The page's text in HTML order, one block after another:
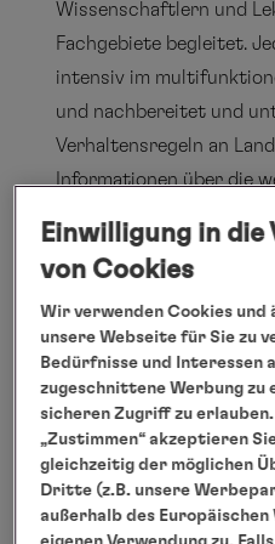
Wissenschaftlern und
Fachgebiete begleitet.
intensiv im
und nachbereitet und
Verhaltensregeln an
Informationen über die
zusätzlich in der Ocean
interaktiven
Wall, einer 6 mal 1,8
Bildschirmwand. Hier
Naturwunder, denen sie
Zodiac-Fahrten
und Forschungen der
GEOMAR Helmholtz-
Ozeanforschung in Kiel,
Einwilligung in die
von Cookies
Wir verwenden Cookies und
unsere Webseite für Sie zu
Bedürfnisse und Interessen
zugeschnittene Werbung zu
sicheren Zugriff zu
„Zustimmen“ akzeptieren
gleichzeitig der möglichen
Dritte (z.B. unsere
außerhalb des